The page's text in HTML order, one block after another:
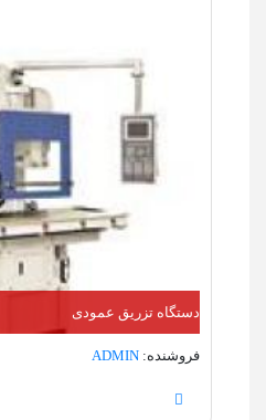
دستگاه تزریق عمودی
فروشنده: ADMIN